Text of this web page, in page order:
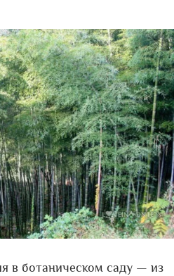
в ботаническом саду — из